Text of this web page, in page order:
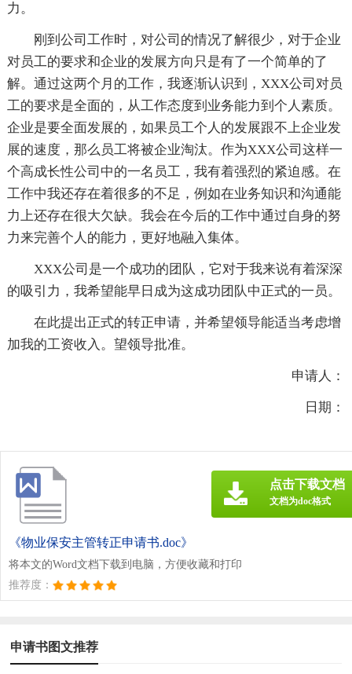
力。
刚到公司工作时，对公司的情况了解很少，对于企业
对员工的要求和企业的发展方向只是有了一个简单的了
解。通过这两个月的工作，我逐渐认识到，XXX公司对员
工的要求是全面的，从工作态度到业务能力到个人素质。
企业是要全面发展的，如果员工个人的发展跟不上企业发
展的速度，那么员工将被企业淘汰。作为XXX公司这样一
个高成长性公司中的一名员工，我有着强烈的紧迫感。在
工作中我还存在着很多的不足，例如在业务知识和沟通能
力上还存在很大欠缺。我会在今后的工作中通过自身的努
力来完善个人的能力，更好地融入集体。
XXX公司是一个成功的团队，它对于我来说有着深深
的吸引力，我希望能早日成为这成功团队中正式的一员。
在此提出正式的转正申请，并希望领导能适当考虑增
加我的工资收入。望领导批准。
申请人：
日期：
《物业保安主管转正申请书.doc》
将本文的Word文档下载到电脑，方便收藏和打印
推荐度：
点击下载文档
文档为doc格式
申请书图文推荐